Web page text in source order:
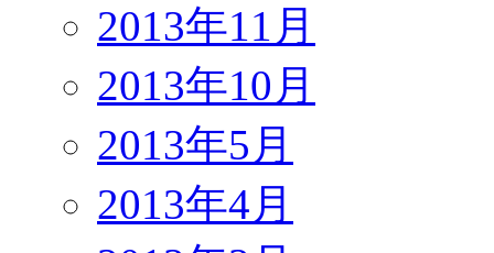
2013年11月
2013年10月
2013年5月
2013年4月